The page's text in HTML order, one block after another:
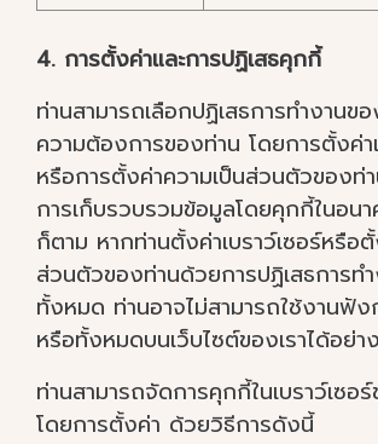
4. การตั้งค่าและการปฏิเสธคุกกี้
ท่านสามารถเลือกปฏิเสธการทำงานข
ความต้องการของท่าน โดยการตั้งค่า
หรือการตั้งค่าความเป็นส่วนตัวของท่
การเก็บรวบรวมข้อมูลโดยคุกกี้ในอน
ก็ตาม หากท่านตั้งค่าเบราว์เซอร์หรือ
ส่วนตัวของท่านด้วยการปฏิเสธการท
ทั้งหมด ท่านอาจไม่สามารถใช้งานฟั
หรือทั้งหมดบนเว็บไซต์ของเราได้อย่
ท่านสามารถจัดการคุกกี้ในเบราว์เซอ
โดยการตั้งค่า ด้วยวิธีการดังนี้